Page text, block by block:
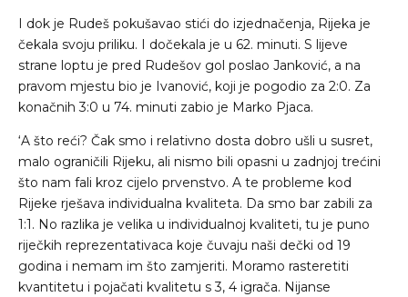
I dok je Rudeš pokušavao stići do izjednačenja, Rijeka je
čekala svoju priliku. I dočekala je u 62. minuti. S lijeve
strane loptu je pred Rudešov gol poslao Janković, a na
pravom mjestu bio je Ivanović, koji je pogodio za 2:0. Za
konačnih 3:0 u 74. minuti zabio je Marko Pjaca.
‘A što reći? Čak smo i relativno dosta dobro ušli u susret,
malo ograničili Rijeku, ali nismo bili opasni u zadnjoj trećini
što nam fali kroz cijelo prvenstvo. A te probleme kod
Rijeke rješava individualna kvaliteta. Da smo bar zabili za
1:1. No razlika je velika u individualnoj kvaliteti, tu je puno
riječkih reprezentativaca koje čuvaju naši dečki od 19
godina i nemam im što zamjeriti. Moramo rasteretiti
kvantitetu i pojačati kvalitetu s 3, 4 igrača. Nijanse